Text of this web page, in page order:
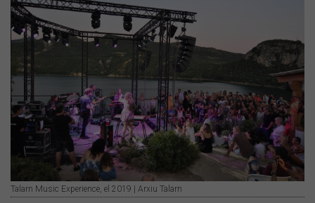
Talarn Music Experience, el 2019 | Arxiu Talarn